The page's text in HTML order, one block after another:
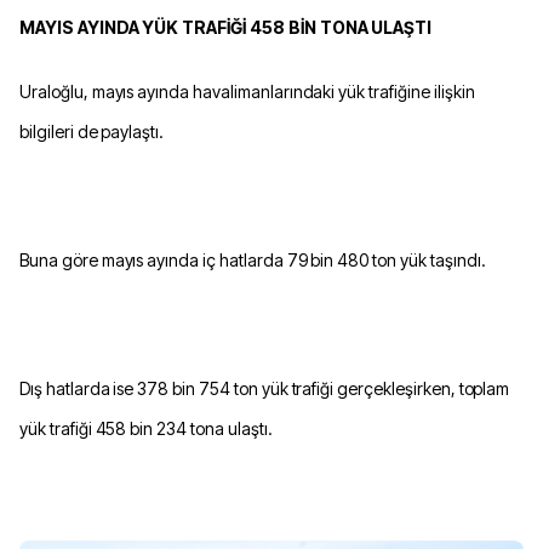
MAYIS AYINDA YÜK TRAFİĞİ 458 BİN TONA ULAŞTI
Uraloğlu, mayıs ayında havalimanlarındaki yük trafiğine ilişkin
bilgileri de paylaştı.
Buna göre mayıs ayında iç hatlarda 79 bin 480 ton yük taşındı.
Dış hatlarda ise 378 bin 754 ton yük trafiği gerçekleşirken, toplam
yük trafiği 458 bin 234 tona ulaştı.